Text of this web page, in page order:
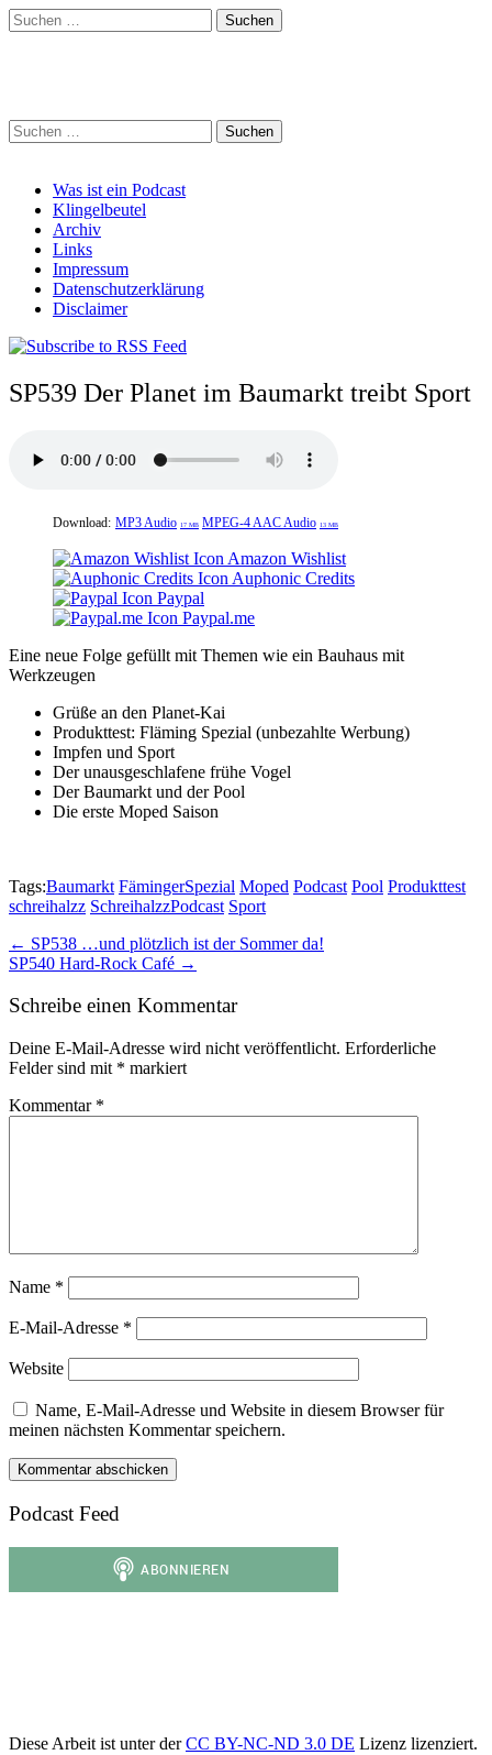
Suchen
nach:
Suchen
nach:
Main
menu
Skip
content
Was ist ein Podcast
Klingelbeutel
Archiv
Links
Impressum
Datenschutzerklärung
Disclaimer
SP539 Der Planet im Baumarkt treibt Sport
Download: MP3 Audio 17 MB MPEG-4 AAC Audio 13 MB
Amazon Wishlist
Auphonic Credits
Paypal
Paypal.me
Eine neue Folge gefüllt mit Themen wie ein Bauhaus mit
Werkzeugen
Grüße an den Planet-Kai
Produkttest: Fläming Spezial (unbezahlte Werbung)
Impfen und Sport
Der unausgeschlafene frühe Vogel
Der Baumarkt und der Pool
Die erste Moped Saison
Tags:Baumarkt FämingerSpezial Moped Podcast Pool Produkttest
schreihalzz SchreihalzzPodcast Sport
Post
navigation
← SP538 …und plötzlich ist der Sommer da!
SP540 Hard-Rock Café →
Schreibe einen Kommentar
Deine E-Mail-Adresse wird nicht veröffentlicht. Erforderliche
Felder sind mit * markiert
Kommentar *
Name *
E-Mail-Adresse *
Website
Name, E-Mail-Adresse und Website in diesem Browser für
meinen nächsten Kommentar speichern.
Podcast Feed
Diese Arbeit ist unter derCC BY-NC-ND 3.0 DE Lizenz lizenziert.